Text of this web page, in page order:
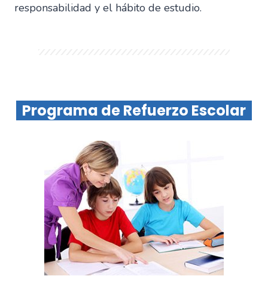
responsabilidad y el hábito de estudio.
Programa de Refuerzo Escolar